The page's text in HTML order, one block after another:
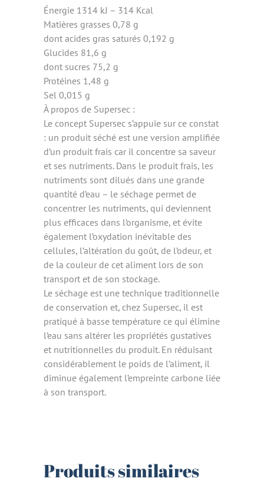
Énergie 1314 kJ – 314 Kcal
Matières grasses 0,78 g
dont acides gras saturés 0,192 g
Glucides 81,6 g
dont sucres 75,2 g
Protéines 1,48 g
Sel 0,015 g
À propos de Supersec :
Le concept Supersec s’appuie sur ce constat
: un produit séché est une version amplifiée
d’un produit frais car il concentre sa saveur
et ses nutriments. Dans le produit frais, les
nutriments sont dilués dans une grande
quantité d’eau – le séchage permet de
concentrer les nutriments, qui deviennent
plus efficaces dans l’organisme, et évite
également l’oxydation inévitable des
cellules, l’altération du goût, de l’odeur, et
de la couleur de cet aliment lors de son
transport et de son stockage.
Le séchage est une technique traditionnelle
de conservation et, chez Supersec, il est
pratiqué à basse température ce qui élimine
l’eau sans altérer les propriétés gustatives
et nutritionnelles du produit. En réduisant
considérablement le poids de l’aliment, il
diminue également l’empreinte carbone liée
à son transport.
Produits similaires